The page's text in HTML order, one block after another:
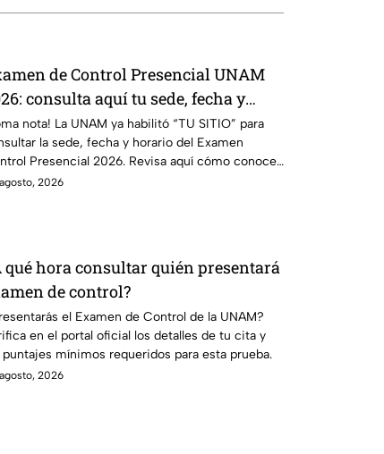
de Control Presencial UNAM
consulta aquí tu sede, fecha y
nota! La UNAM ya habilitó “TU SITIO” para
la sede, fecha y horario del Examen
Presencial 2026. Revisa aquí cómo conocer
2026
qué hora consultar quién presentará
de control?
el Examen de Control de la UNAM?
en el portal oficial los detalles de tu cita y
puntajes mínimos requeridos para esta prueba.
2026